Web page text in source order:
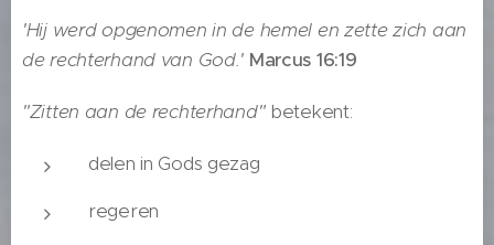
'Hij werd opgenomen in de hemel en zette zich aan
de rechterhand van God.' Marcus 16:19
"Zitten aan de rechterhand"betekent:
delen in Gods gezag
regeren